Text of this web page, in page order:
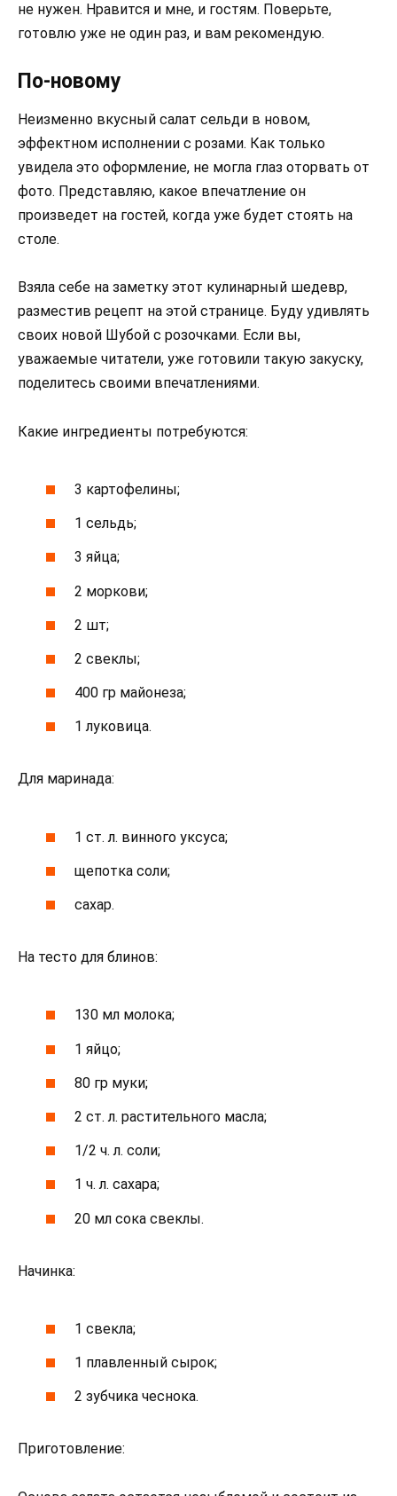
не нужен. Нравится и мне, и гостям. Поверьте,
готовлю уже не один раз, и вам рекомендую.
По-новому
Неизменно вкусный салат сельди в новом,
эффектном исполнении с розами. Как только
увидела это оформление, не могла глаз оторвать от
фото. Представляю, какое впечатление он
произведет на гостей, когда уже будет стоять на
столе.
Взяла себе на заметку этот кулинарный шедевр,
разместив рецепт на этой странице. Буду удивлять
своих новой Шубой с розочками. Если вы,
уважаемые читатели, уже готовили такую закуску,
поделитесь своими впечатлениями.
Какие ингредиенты потребуются:
3 картофелины;
1 сельдь;
3 яйца;
2 моркови;
2 шт;
2 свеклы;
400 гр майонеза;
1 луковица.
Для маринада:
1 ст. л. винного уксуса;
щепотка соли;
сахар.
На тесто для блинов:
130 мл молока;
1 яйцо;
80 гр муки;
2 ст. л. растительного масла;
1/2 ч. л. соли;
1 ч. л. сахара;
20 мл сока свеклы.
Начинка:
1 свекла;
1 плавленный сырок;
2 зубчика чеснока.
Приготовление: